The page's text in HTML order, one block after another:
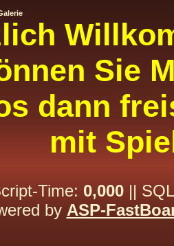
Sie
dann
mit
Time: 0,000||
by ASP-